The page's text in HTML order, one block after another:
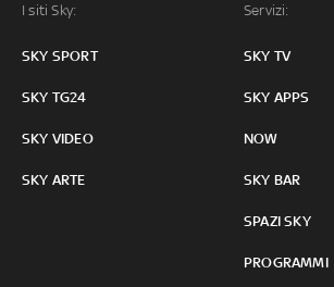
I siti Sky:
SKY SPORT
SKY TG24
SKY VIDEO
SKY ARTE
Servizi:
SKY TV
SKY APPS
NOW
SKY BAR
SPAZI SKY
PROGRAMMI